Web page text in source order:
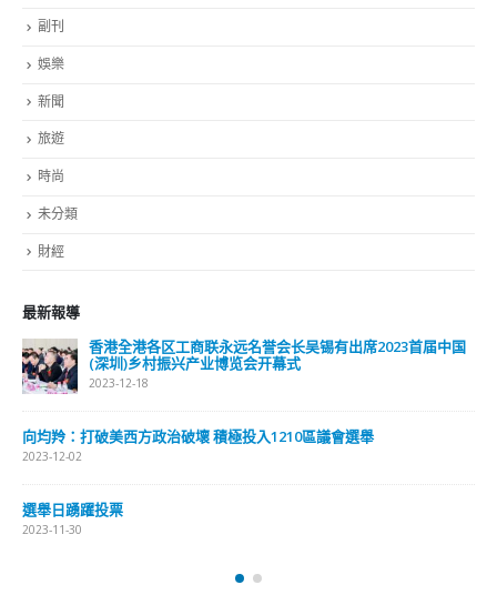
副刊
娛樂
新聞
旅遊
時尚
未分類
財經
最新報導
香港全港各区工商联永远名誉会长吴锡有出席2023首届中国
(深圳)乡村振兴产业博览会开幕式
2023-12-18
向均羚：打破美西方政治破壞 積極投入1210區議會選舉
2023-12-02
選舉日踴躍投票
2023-11-30